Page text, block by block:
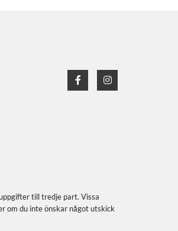
till tredje part. Vissa
om du inte önskar något utskick